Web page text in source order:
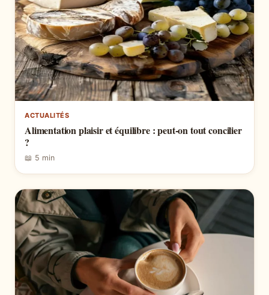
ACTUALITÉS
Alimentation plaisir et équilibre : peut-on tout concilier
?
📖 5 min